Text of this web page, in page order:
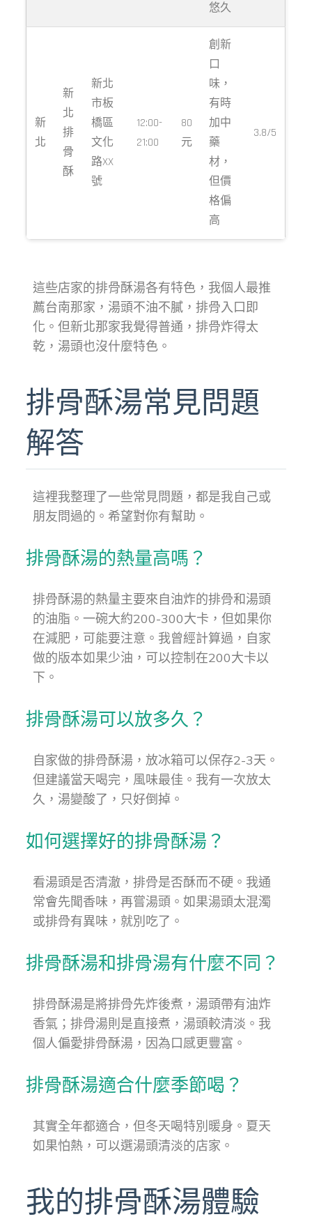
悠久
新
北
新
北
排
骨
酥
新北
市板
橋區
文化
路XX
號
12:00-
21:00
80
元
創新
口
味，
有時
加中
藥
材，
但價
格偏
高
3.8/5
這些店家的排骨酥湯各有特色，我個人最推
薦台南那家，湯頭不油不膩，排骨入口即
化。但新北那家我覺得普通，排骨炸得太
乾，湯頭也沒什麼特色。
排骨酥湯常見問題
解答
這裡我整理了一些常見問題，都是我自己或
朋友問過的。希望對你有幫助。
排骨酥湯的熱量高嗎？
排骨酥湯的熱量主要來自油炸的排骨和湯頭
的油脂。一碗大約200-300大卡，但如果你
在減肥，可能要注意。我曾經計算過，自家
做的版本如果少油，可以控制在200大卡以
下。
排骨酥湯可以放多久？
自家做的排骨酥湯，放冰箱可以保存2-3天。
但建議當天喝完，風味最佳。我有一次放太
久，湯變酸了，只好倒掉。
如何選擇好的排骨酥湯？
看湯頭是否清澈，排骨是否酥而不硬。我通
常會先聞香味，再嘗湯頭。如果湯頭太混濁
或排骨有異味，就別吃了。
排骨酥湯和排骨湯有什麼不同？
排骨酥湯是將排骨先炸後煮，湯頭帶有油炸
香氣；排骨湯則是直接煮，湯頭較清淡。我
個人偏愛排骨酥湯，因為口感更豐富。
排骨酥湯適合什麼季節喝？
其實全年都適合，但冬天喝特別暖身。夏天
如果怕熱，可以選湯頭清淡的店家。
我的排骨酥湯體驗